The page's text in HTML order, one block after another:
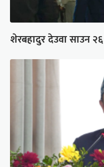
शेरबहादुर देउवा साउन